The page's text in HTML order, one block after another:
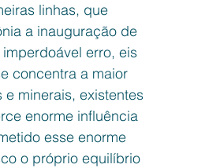
linhas, que
a inauguração de
erro, eis
concentra a maior
minerais, existentes
enorme influência
esse enorme
o próprio equilíbrio